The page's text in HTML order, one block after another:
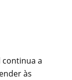
continua a
às